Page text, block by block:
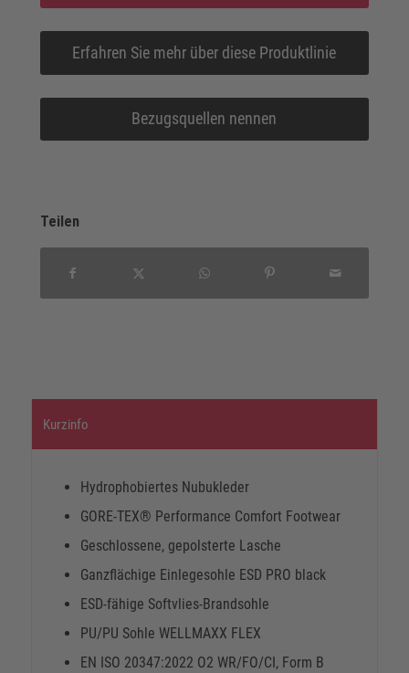
Erfahren Sie mehr über diese Produktlinie
Bezugsquellen nennen
Teilen
Kurzinfo
Hydrophobiertes Nubukleder
GORE-TEX® Performance Comfort Footwear
Geschlossene, gepolsterte Lasche
Ganzflächige Einlegesohle ESD PRO black
ESD-fähige Softvlies-Brandsohle
PU/PU Sohle WELLMAXX FLEX
EN ISO 20347:2022 O2 WR/FO/CI, Form B